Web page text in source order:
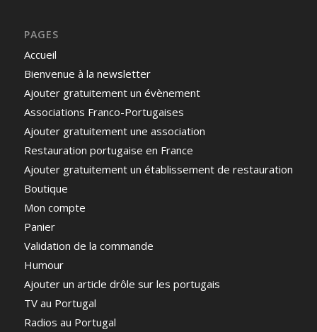
PAGES
Accueil
Bienvenue à la newsletter
Ajouter gratuitement un évènement
Associations Franco-Portugaises
Ajouter gratuitement une association
Restauration portugaise en France
Ajouter gratuitement un établissement de restauration
Boutique
Mon compte
Panier
Validation de la commande
Humour
Ajouter un article drôle sur les portugais
TV au Portugal
Radios au Portugal